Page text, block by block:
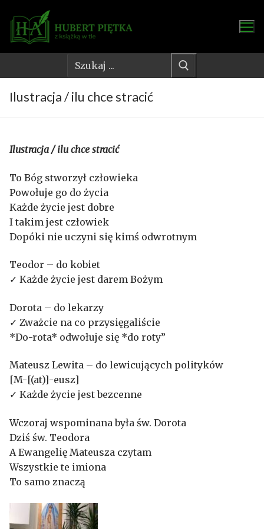
do
treści
Szukaj:
Ilustracja / ilu chce stracić
Ilustracja / ilu chce stracić
To Bóg stworzył człowieka
Powołuje go do życia
Każde życie jest dobre
I takim jest człowiek
Dopóki nie uczyni się kimś odwrotnym
Teodor – do kobiet
✓ Każde życie jest darem Bożym
Dorota – do lekarzy
✓ Zważcie na co przysięgaliście
*Do-rota* odwołuje się *do roty”
Mateusz Lewita – do lewicujących polityków
[M-[(at)]-eusz]
✓ Każde życie jest bezcenne
Wczoraj wspominana była św. Dorota
Dziś św. Teodora
A Ewangelię Mateusza czytam
Wszystkie te imiona
To samo znaczą